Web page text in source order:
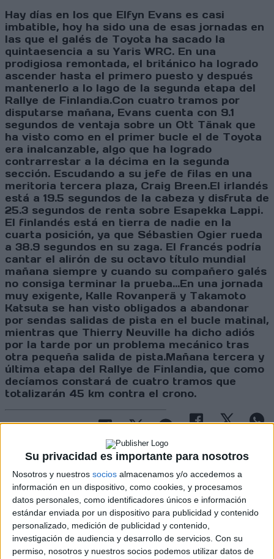
Su privacidad es importante para nosotros
Nosotros y nuestros socios almacenamos y/o accedemos a
información en un dispositivo, como cookies, y procesamos
datos personales, como identificadores únicos e información
estándar enviada por un dispositivo para publicidad y contenido
personalizado, medición de publicidad y contenido,
investigación de audiencia y desarrollo de servicios. Con su
permiso, nosotros y nuestros socios podemos utilizar datos de
Hay días en los que Elfyn Evans es casi
imbatible, hoy ha sido una de esas jornadas en
las que el galés de Toyota ha sacado la
quintaesencia a su Yaris WRC. En una
prodigiosa remontada, el británico ha logrado
ascender hasta el primero puesto y después
mantenerlo a lo lago de la segunda etapa del
Rallye de Finlandia.Con cuatro tramos por
disputarse mañana, Evans cuenta con 9.1
segundos de ventaja sobre un Ott Tänak que
ha visto como en el primer bucle el de Toyota
era inalcanzable, algo que ha logrado
contrarrestar a la décima en la segunda
sección. Escudando a su jefe de filas en una
meritoria tercera plaza, Craig Breen.El irlandés
está a 19.5 segundos de la cabeza y disfruta de
25.3 segundos de renta sobre Esapekka Lappi.
El finlandés está en tierra de nadie en la
cuarta posición, ya que Sébastien Ogier rueda
a 38.9 segundos en su zaga. El francés podría
cantar el alirón de su octavo título mundial
mañana siempre y cuando su compañero galés
no consiga terminar la prueba…En una jornada
muy exigente, Kalle Rovanperä y Takamoto
Katsuta se han visto obligados a abandonar
por sendas salidas de pista en el bucle matinal,
mientras que Thierry Neuville ha dicho adiós
por la tarde por un problema mecánico tras
otra pequeña salida de pista.Mañana tercera y
última etapa del Rallye de Finlandia, que como
decíamos constará de cuatro tramos que
totalizarán 45 km contra el crono.
Cargando
No hay más noticias en esta categoría.